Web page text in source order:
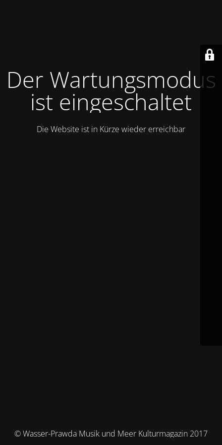
Der Wartungsmodus
ist eingeschaltet
Die Website ist in Kürze wieder erreichbar
© Wasser-Prawda Musik und Meer Kulturmagazin 2017